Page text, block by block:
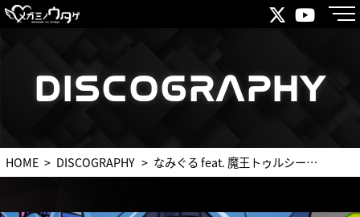
DISCOGRAPHY
DISCOGRAPHY
HOME DISCOGRAPHY なみぐる feat. 魔王トゥルシー『茹で上がってこうぜ』